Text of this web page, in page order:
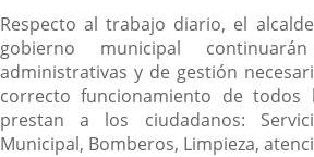
Respecto al trabajo diario, el
gobierno municipal
administrativas y de gestión
correcto funcionamiento de todos
prestan a los ciudadanos:
Municipal, Bomberos, Limpieza,